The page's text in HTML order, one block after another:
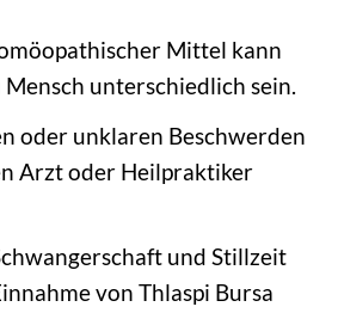
Mittel kann
unterschiedlich sein.
oder unklaren Beschwerden
Arzt oder Heilpraktiker
und Stillzeit
von Thlaspi Bursa